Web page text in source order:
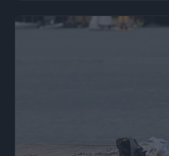
uświetnił występ
podsumowują m.in.